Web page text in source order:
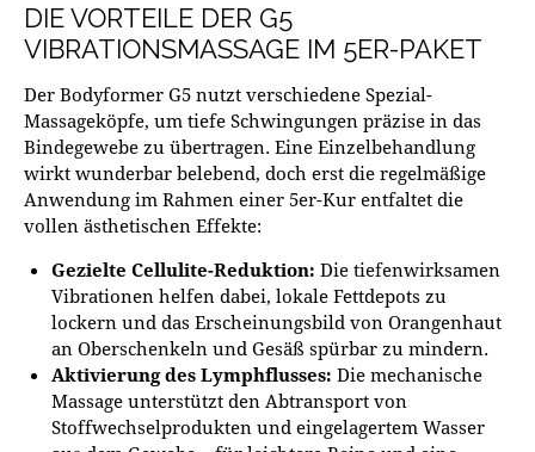
DIE VORTEILE DER G5
VIBRATIONSMASSAGE IM 5ER-PAKET
Der Bodyformer G5 nutzt verschiedene Spezial-
Massageköpfe, um tiefe Schwingungen präzise in das
Bindegewebe zu übertragen. Eine Einzelbehandlung
wirkt wunderbar belebend, doch erst die regelmäßige
Anwendung im Rahmen einer 5er-Kur entfaltet die
vollen ästhetischen Effekte:
Gezielte Cellulite-Reduktion: Die tiefenwirksamen
Vibrationen helfen dabei, lokale Fettdepots zu
lockern und das Erscheinungsbild von Orangenhaut
an Oberschenkeln und Gesäß spürbar zu mindern.
Aktivierung des Lymphflusses: Die mechanische
Massage unterstützt den Abtransport von
Stoffwechselprodukten und eingelagertem Wasser